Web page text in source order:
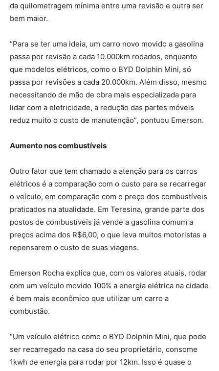
da quilometragem mínima entre uma revisão e outra ser
bem maior.
“Para se ter uma ideia, um carro novo movido a gasolina
passa por revisão a cada 10.000km rodados, enquanto
que modelos elétricos, como o BYD Dolphin Mini, só
passa por revisões a cada 20.000km. Além disso, mesmo
necessitando de mão de obra mais especializada para
lidar com a eletricidade, a redução das partes móveis
reduz muito o custo de manutenção”, pontuou Emerson.
Aumento nos combustíveis
Outro fator que tem chamado a atenção para os carros
elétricos é a comparação com o custo para se recarregar
o veículo, em comparação com o preço dos combustíveis
praticados na atualidade. Em Teresina, grande parte dos
postos de combustíveis já vende a gasolina comum a
preços acima dos R$6,00, o que leva muitos motoristas a
repensarem o custo de suas viagens.
Emerson Rocha explica que, com os valores atuais, rodar
com um veículo movido 100% a energia elétrica na cidade
é bem mais econômico que utilizar um carro a
combustão.
“Um veículo elétrico como o BYD Dolphin Mini, que pode
ser recarregado na casa do seu proprietário, consome
1kwh de energia para rodar por 12km. Isso é quase o